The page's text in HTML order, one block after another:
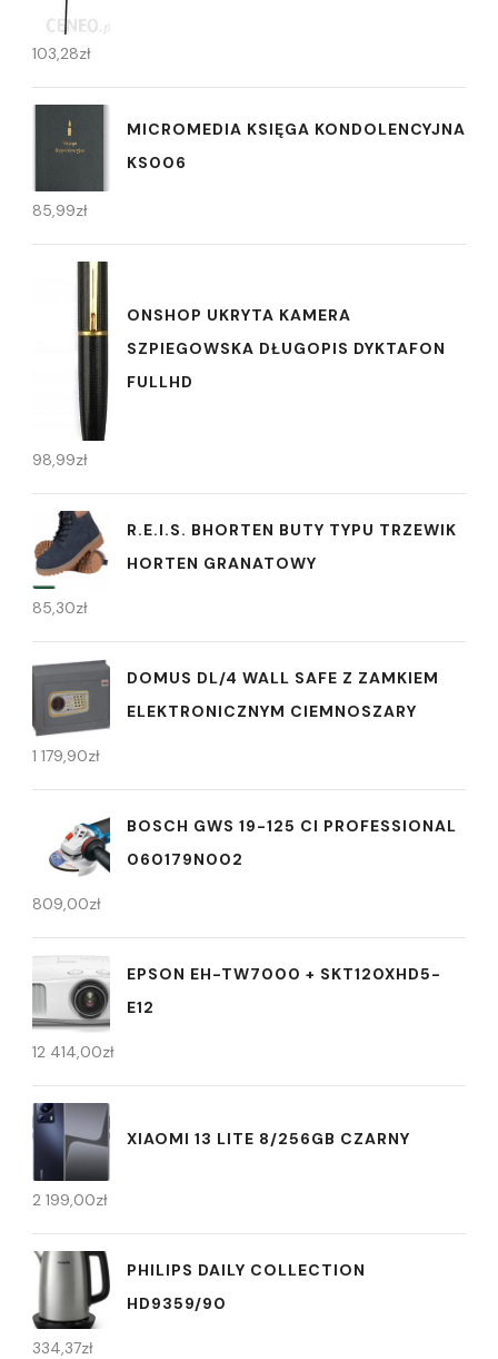
103,28zł
MICROMEDIA KSIĘGA KONDOLENCYJNA
KS006
85,99zł
ONSHOP UKRYTA KAMERA
SZPIEGOWSKA DŁUGOPIS DYKTAFON
FULLHD
98,99zł
R.E.I.S. BHORTEN BUTY TYPU TRZEWIK
HORTEN GRANATOWY
85,30zł
DOMUS DL/4 WALL SAFE Z ZAMKIEM
ELEKTRONICZNYM CIEMNOSZARY
1 179,90zł
BOSCH GWS 19-125 CI PROFESSIONAL
060179N002
809,00zł
EPSON EH-TW7000 + SKT120XHD5-
E12
12 414,00zł
XIAOMI 13 LITE 8/256GB CZARNY
2 199,00zł
PHILIPS DAILY COLLECTION
HD9359/90
334,37zł